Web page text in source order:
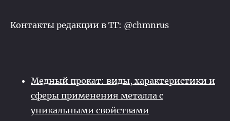
Контакты редакции в ТГ: @chmnrus
Медный прокат: виды, характеристики и
сферы применения металла с
уникальными свойствами